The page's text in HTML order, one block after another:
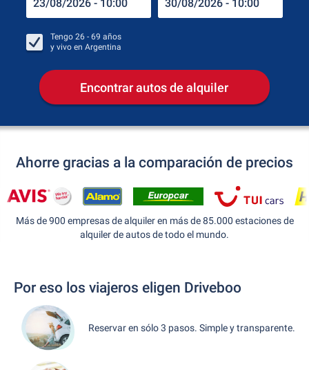
Tengo 26 - 69 años
y vivo en Argentina
Encontrar autos de alquiler
Ahorre gracias a la comparación de precios
Más de 900 empresas de alquiler en más de 85.000 estaciones de
alquiler de autos de todo el mundo.
Por eso los viajeros eligen Driveboo
Reservar en sólo 3 pasos. Simple y transparente.